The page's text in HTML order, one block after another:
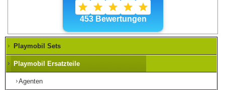
Playmobil Sets
Playmobil Ersatzteile
Agenten